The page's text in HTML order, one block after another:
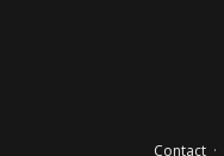
Contact·